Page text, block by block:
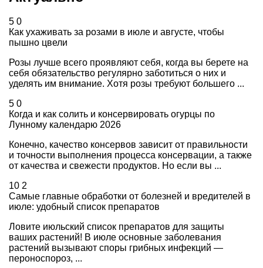
5 0
Как ухаживать за розами в июле и августе, чтобы
пышно цвели
Розы лучше всего проявляют себя, когда вы берете на
себя обязательство регулярно заботиться о них и
уделять им внимание. Хотя розы требуют большего ...
5 0
Когда и как солить и консервировать огурцы по
Лунному календарю 2026
Конечно, качество консервов зависит от правильности
и точности выполнения процесса консервации, а также
от качества и свежести продуктов. Но если вы ...
10 2
Самые главные обработки от болезней и вредителей в
июле: удобный список препаратов
Ловите июльский список препаратов для защиты
ваших растений! В июле основные заболевания
растений вызывают споры грибных инфекций —
пероноспороз, ...